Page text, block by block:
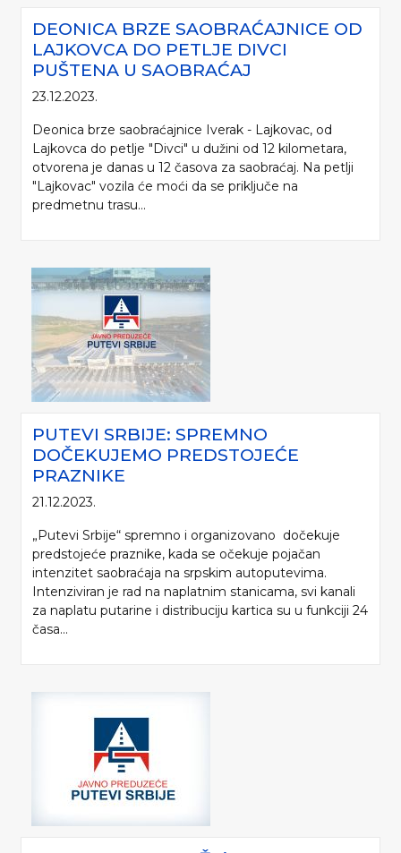
DEONICA BRZE SAOBRAĆAJNICE OD
LAJKOVCA DO PETLJE DIVCI
PUŠTENA U SAOBRAĆAJ
23.12.2023.
Deonica brze saobraćajnice Iverak - Lajkovac, od
Lajkovca do petlje "Divci" u dužini od 12 kilometara,
otvorena je danas u 12 časova za saobraćaj. Na petlji
"Lajkovac" vozila će moći da se priključe na
predmetnu trasu...
PUTEVI SRBIJE: SPREMNO
DOČEKUJEMO PREDSTOJEĆE
PRAZNIKE
21.12.2023.
„Putevi Srbije“ spremno i organizovano dočekuje
predstojeće praznike, kada se očekuje pojačan
intenzitet saobraćaja na srpskim autoputevima.
Intenziviran je rad na naplatnim stanicama, svi kanali
za naplatu putarine i distribuciju kartica su u funkciji 24
časa...